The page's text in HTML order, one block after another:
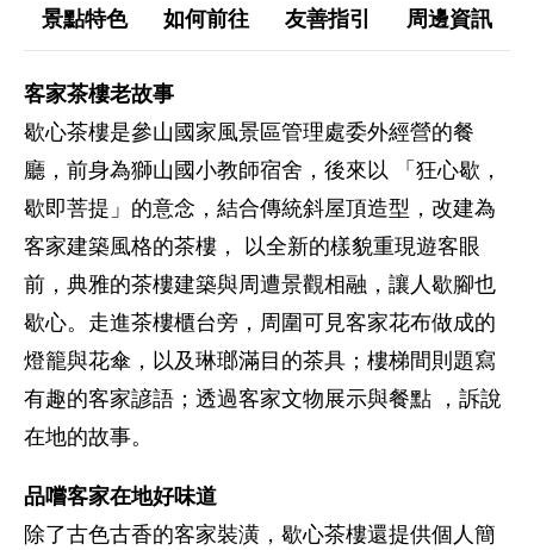
景點特色 如何前往 友善指引 周邊資訊
客家茶樓老故事
歇心茶樓是參山國家風景區管理處委外經營的餐
廳，前身為獅山國小教師宿舍，後來以 「狂心歇，
歇即菩提」的意念，結合傳統斜屋頂造型，改建為
客家建築風格的茶樓， 以全新的樣貌重現遊客眼
前，典雅的茶樓建築與周遭景觀相融，讓人歇腳也
歇心。走進茶樓櫃台旁，周圍可見客家花布做成的
燈籠與花傘，以及琳瑯滿目的茶具；樓梯間則題寫
有趣的客家諺語；透過客家文物展示與餐點 ，訴說
在地的故事。
品嚐客家在地好味道
除了古色古香的客家裝潢，歇心茶樓還提供個人簡